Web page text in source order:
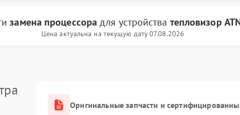
замена процессора для устройства тепловизор
Цена актуальна на текущую дату 07.08.2026
Оригинальные запчасти и